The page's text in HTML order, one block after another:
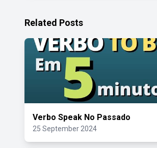
Related Posts
Verbo Speak No Passado
25 September 2024